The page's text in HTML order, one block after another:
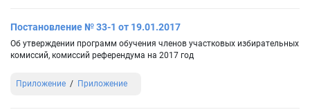
Постановление № 33-1 от 19.01.2017
Об утверждении программ обучения членов участковых избирательных
комиссий, комиссий референдума на 2017 год
Приложение Приложение